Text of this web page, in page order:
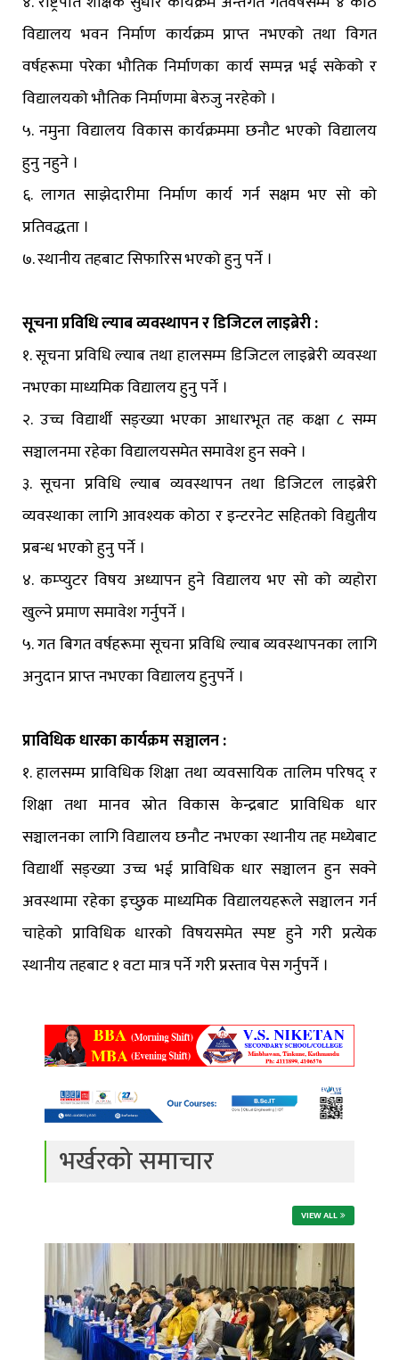
विद्यालय भवन निर्माण कार्यक्रम प्राप्त नभएको तथा विगत
वर्षहरूमा परेका भौतिक निर्माणका कार्य सम्पन्न भई सकेको र
विद्यालयको भौतिक निर्माणमा बेरुजु नरहेको ।
५. नमुना विद्यालय विकास कार्यक्रममा छनौट भएको विद्यालय
हुनु नहुने ।
६. लागत साझेदारीमा निर्माण कार्य गर्न सक्षम भए सो को
प्रतिवद्धता ।
७. स्थानीय तहबाट सिफारिस भएको हुनु पर्ने ।
सूचना प्रविधि ल्याब व्यवस्थापन र डिजिटल लाइब्रेरी :
१. सूचना प्रविधि ल्याब तथा हालसम्म डिजिटल लाइब्रेरी व्यवस्था
नभएका माध्यमिक विद्यालय हुनु पर्ने ।
२. उच्च विद्यार्थी सङ्ख्या भएका आधारभूत तह कक्षा ८ सम्म
सञ्चालनमा रहेका विद्यालयसमेत समावेश हुन सक्ने ।
३. सूचना प्रविधि ल्याब व्यवस्थापन तथा डिजिटल लाइब्रेरी
व्यवस्थाका लागि आवश्यक कोठा र इन्टरनेट सहितको विद्युतीय
प्रबन्ध भएको हुनु पर्ने ।
४. कम्प्युटर विषय अध्यापन हुने विद्यालय भए सो को व्यहोरा
खुल्ने प्रमाण समावेश गर्नुपर्ने ।
५. गत बिगत वर्षहरूमा सूचना प्रविधि ल्याब व्यवस्थापनका लागि
अनुदान प्राप्त नभएका विद्यालय हुनुपर्ने ।
प्राविधिक धारका कार्यक्रम सञ्चालन :
१. हालसम्म प्राविधिक शिक्षा तथा व्यवसायिक तालिम परिषद् र
शिक्षा तथा मानव स्रोत विकास केन्द्रबाट प्राविधिक धार
सञ्चालनका लागि विद्यालय छनौट नभएका स्थानीय तह मध्येबाट
विद्यार्थी सङ्ख्या उच्च भई प्राविधिक धार सञ्चालन हुन सक्ने
अवस्थामा रहेका इच्छुक माध्यमिक विद्यालयहरूले सञ्चालन गर्न
चाहेको प्राविधिक धारको विषयसमेत स्पष्ट हुने गरी प्रत्येक
स्थानीय तहबाट १ वटा मात्र पर्ने गरी प्रस्ताव पेस गर्नुपर्ने ।
भर्खरको समाचार
VIEW ALL